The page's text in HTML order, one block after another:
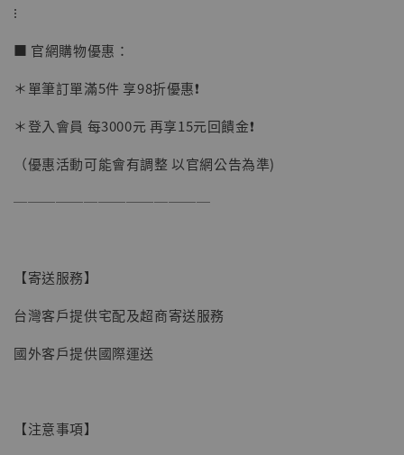
【現貨】BJSTUDIO 1/6系列可動蒐藏人偶 讓
⁝
■ 官網購物優惠：
＊單筆訂單滿5件 享98折優惠❗️
＊登入會員 每3000元 再享15元回饋金❗️
（優惠活動可能會有調整 以官網公告為準)
──────────────
【寄送服務】
台灣客戶提供宅配及超商寄送服務
國外客戶提供國際運送
【注意事項】